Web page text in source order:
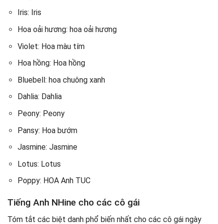
Iris: Iris
Hoa oải hương: hoa oải hương
Violet: Hoa màu tím
Hoa hồng: Hoa hồng
Bluebell: hoa chuông xanh
Dahlia: Dahlia
Peony: Peony
Pansy: Hoa bướm
Jasmine: Jasmine
Lotus: Lotus
Poppy: HOA Anh TUC
Tiếng Anh NHine cho các cô gái
Tóm tắt các biệt danh phổ biến nhất cho các cô gái ngày